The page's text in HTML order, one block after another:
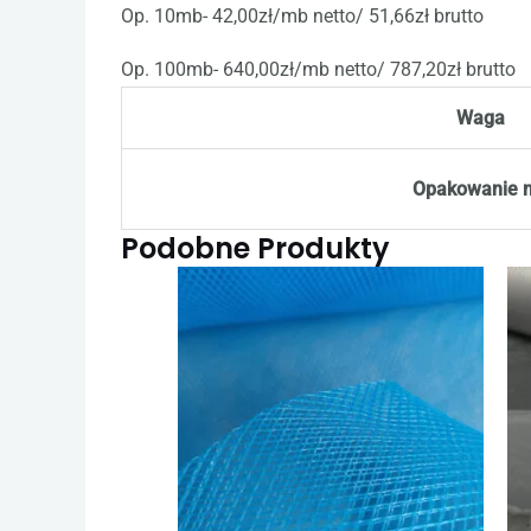
Op. 10mb- 42,00zł/mb netto/ 51,66zł brutto
Op. 100mb- 640,00zł/mb netto/ 787,20zł brutto
Waga
Opakowanie
Podobne Produkty
Zakres
od
915,12 zł
produkt
wiele
wariantów.
Opcje
można
wybrać